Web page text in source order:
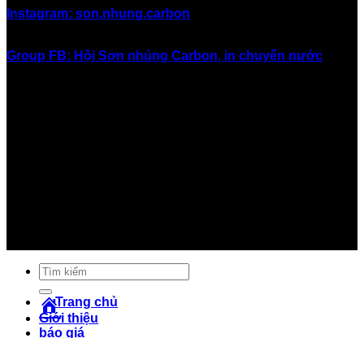
Instagram: son.nhung.carbon
Group FB: Hội Sơn nhúng Carbon, in chuyển nước
Tìm
kiếm:
Trang chủ
Giới thiệu
báo giá